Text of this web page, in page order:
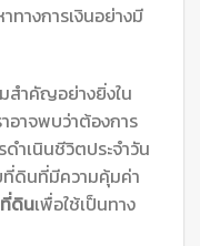
ทางการเงินอย่างมี
สำคัญอย่างยิ่งใน
อาจพบว่าต้องการ
ำเนินชีวิตประจำวัน
ที่ดินที่มีความคุ้มค่า
ที่ดินเพื่อใช้เป็นทาง